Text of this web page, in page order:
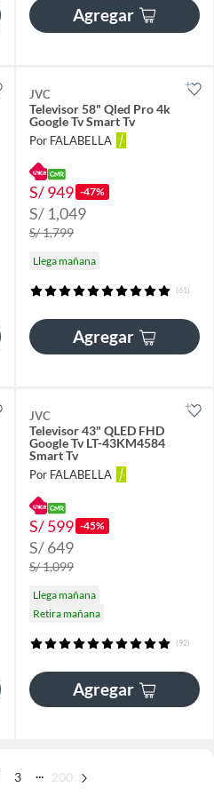
Agregar
JVC
Televisor 58" Qled Pro 4k
Google Tv Smart Tv
Por FALABELLA
S/ 949 -47%
S/ 1,049
S/ 1,799
Llega mañana
(61)
Agregar
JVC
Televisor 43" QLED FHD
Google Tv LT-43KM4584
Smart Tv
Por FALABELLA
S/ 599 -45%
S/ 649
S/ 1,099
Llega mañana
Retira mañana
(92)
Agregar
3 200